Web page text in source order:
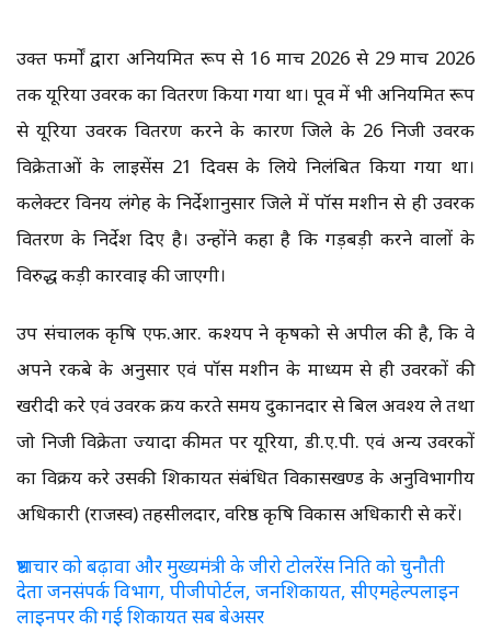
उक्त फर्मों द्वारा अनियमित रूप से 16 मार्च 2026 से 29 मार्च 2026
तक यूरिया उर्वरक का वितरण किया गया था। पूर्व में भी अनियमित रूप
से यूरिया उर्वरक वितरण करने के कारण जिले के 26 निजी उर्वरक
विक्रेताओं के लाईसेंस 21 दिवस के लिये निलंबित किया गया था।
कलेक्टर विनय लंगेह के निर्देशानुसार जिले में पॉस मशीन से ही उर्वरक
वितरण के निर्देश दिए है। उन्होंने कहा है कि गड़बड़ी करने वालों के
विरुद्ध कड़ी कार्रवाई की जाएगी।
उप संचालक कृषि एफ.आर. कश्यप ने कृषको से अपील की है, कि वे
अपने रकबे के अनुसार एवं पॉस मशीन के माध्यम से ही उर्वरकों की
खरीदी करे एवं उर्वरक क्रय करते समय दुकानदार से बिल अवश्य ले तथा
जो निजी विक्रेता ज्यादा कीमत पर यूरिया, डी.ए.पी. एवं अन्य उर्वरकों
का विक्रय करे उसकी शिकायत संबंधित विकासखण्ड के अनुविभागीय
अधिकारी (राजस्व) तहसीलदार, वरिष्ठ कृषि विकास अधिकारी से करें।
भ्रष्टाचार को बढ़ावा और मुख्यमंत्री के जीरो टोलरेंस निति को चुनौती
देता जनसंपर्क विभाग, पीजीपोर्टल, जनशिकायत, सीएमहेल्पलाइन
लाइनपर की गई शिकायत सब बेअसर